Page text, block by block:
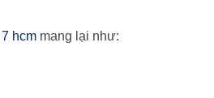
hcm mang lại như: